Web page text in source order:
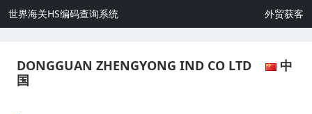
世界海关HS编码查询系统 外贸获客
DONGGUAN ZHENGYONG IND CO LTD
中
国